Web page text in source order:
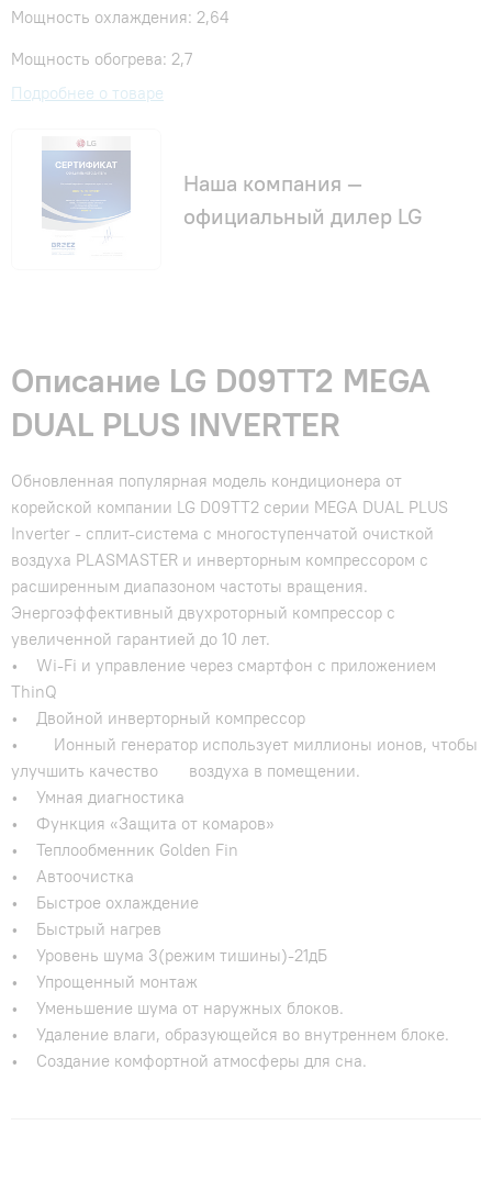
Мощность охлаждения: 2,64
Мощность обогрева: 2,7
Подробнее о товаре
Наша компания —
официальный дилер LG
Описание LG D09TT2 MEGA
DUAL PLUS INVERTER
Обновленная популярная модель кондиционера от
корейской компании LG D09TT2 серии MEGA DUAL PLUS
Inverter - сплит-система с многоступенчатой очисткой
воздуха PLASMASTER и инверторным компрессором с
расширенным диапазоном частоты вращения.
Энергоэффективный двухроторный компрессор с
увеличенной гарантией до 10 лет.
• Wi-Fi и управление через смартфон с приложением
ThinQ
• Двойной инверторный компрессор
• Ионный генератор использует миллионы ионов, чтобы
улучшить качество воздуха в помещении.
• Умная диагностика
• Функция «Защита от комаров»
• Теплообменник Golden Fin
• Автоочистка
• Быстрое охлаждение
• Быстрый нагрев
• Уровень шума 3(режим тишины)-21дБ
• Упрощенный монтаж
• Уменьшение шума от наружных блоков.
• Удаление влаги, образующейся во внутреннем блоке.
• Создание комфортной атмосферы для сна.